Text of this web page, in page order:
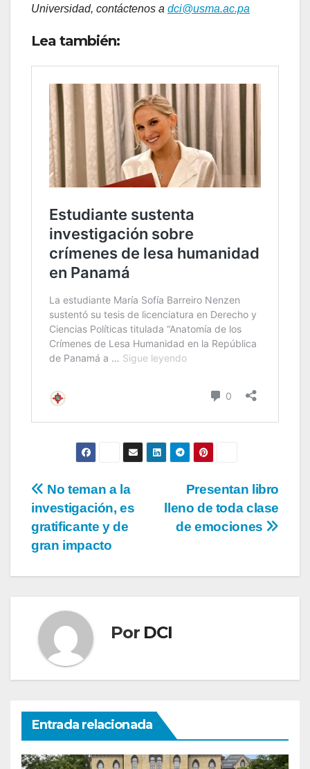
Universidad, contáctenos a dci@usma.ac.pa
Lea también:
Presentan libro
lleno de toda clase
de emociones
No teman a la
investigación, es
gratificante y de
gran impacto
Por DCI
Entrada relacionada